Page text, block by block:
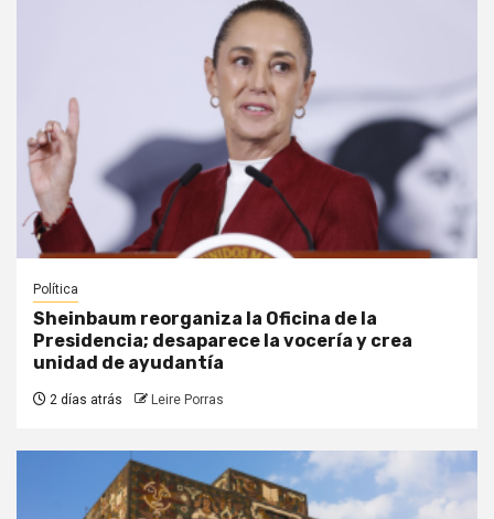
Política
Sheinbaum reorganiza la Oficina de la
Presidencia; desaparece la vocería y crea
unidad de ayudantía
2 días atrás Leire Porras